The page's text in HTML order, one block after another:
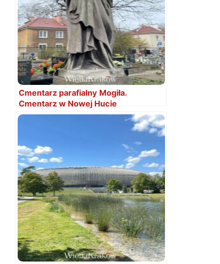
Cmentarz parafialny Mogiła.
Cmentarz w Nowej Hucie